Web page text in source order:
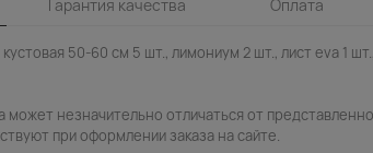
Гарантия качества Оплата
50-60 см 5 шт., лимониум 2 шт., лист eva 1
может незначительно отличаться от
при оформлении заказа на сайте.